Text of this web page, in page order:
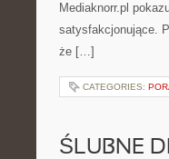
Mediaknorr.pl
satysfakcjonujące.
że […]
CATEGORIES:
ŚLUBNE